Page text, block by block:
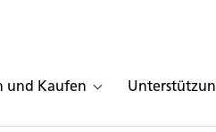
und Kaufen